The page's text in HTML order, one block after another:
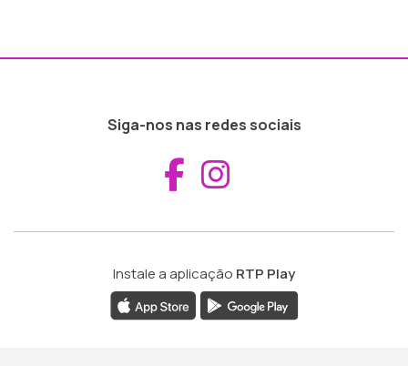
Siga-nos nas redes sociais
Aceder ao
Instale a aplicação RTP Play